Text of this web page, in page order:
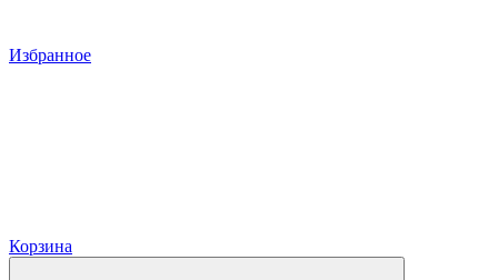
Избранное
Корзина